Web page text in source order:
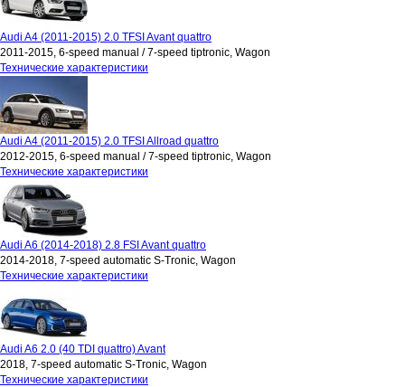
Audi A4 (2011-2015) 2.0 TFSI Avant quattro
2011-2015, 6-speed manual / 7-speed tiptronic, Wagon
Технические характеристики
Audi A4 (2011-2015) 2.0 TFSI Allroad quattro
2012-2015, 6-speed manual / 7-speed tiptronic, Wagon
Технические характеристики
Audi A6 (2014-2018) 2.8 FSI Avant quattro
2014-2018, 7-speed automatic S-Tronic, Wagon
Технические характеристики
Audi A6 2.0 (40 TDI quattro) Avant
2018, 7-speed automatic S-Tronic, Wagon
Технические характеристики